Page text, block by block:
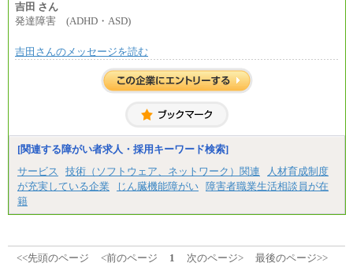
㉑月給185,000 円以上
㉒月給185,000 円以上
※全コース共通※ 能力・経験・勤務地などにより
異なります
※試用期間中も給与に変更はございません。
■その他職種共通
月給：25万3,400円～
※20時間を超過した場合は別途支給
中途：
(1)(2)月給：25万3400円～28万5900円
※20時間を超過した場合は別途支給
※試用期間中も給与に変更はございません
吉田 さん
発達障害 (ADHD・ASD)
吉田さんのメッセージを読む
[関連する障がい者求人・採用キーワード検索]
サービス
技術（ソフトウェア、ネットワーク）関連
人材育成制度
が充実している企業
じん臓機能障がい 障害者職業生活相談員が在
籍
<<先頭のページ <前のページ 1 次のページ> 最後のページ>>